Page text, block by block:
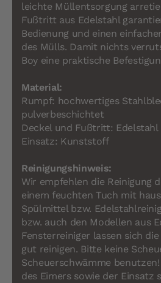
leichte Müllentsorgung
Fußtritt aus Edelstahl
Bedienung und einen
des Mülls. Damit nichts
Boy eine praktische
Material:
Rumpf: hochwertiges
pulverbeschichtet
Deckel und Fußtritt: Edelstahl
Einsatz: Kunststoff
Reinigungshinweis:
Wir empfehlen die Reinigung
einem feuchten Tuch mit
Spülmittel bzw.
bzw. auch den Modellen aus
Fensterreiniger lassen sich
gut reinigen. Bitte keine
Scheuerschwämme
des Eimers sowie der Einsatz